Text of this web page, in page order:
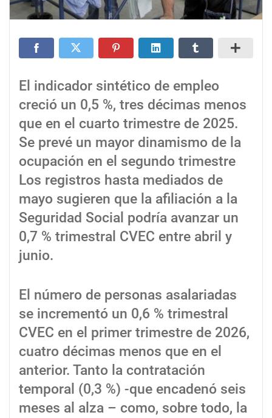
El indicador sintético de empleo
creció un 0,5 %, tres décimas menos
que en el cuarto trimestre de 2025.
Se prevé un mayor dinamismo de la
ocupación en el segundo trimestre
Los registros hasta mediados de
mayo sugieren que la afiliación a la
Seguridad Social podría avanzar un
0,7 % trimestral CVEC entre abril y
junio.
El número de personas asalariadas
se incrementó un 0,6 % trimestral
CVEC en el primer trimestre de 2026,
cuatro décimas menos que en el
anterior. Tanto la contratación
temporal (0,3 %) -que encadenó seis
meses al alza – como, sobre todo, la